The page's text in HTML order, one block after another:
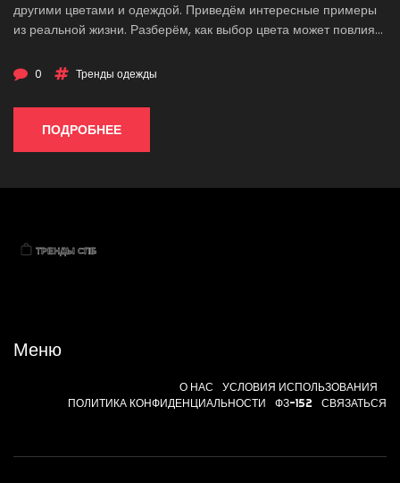
другими цветами и одеждой. Приведём интересные примеры
из реальной жизни. Разберём, как выбор цвета может повлиять
хочет быть в курсе модных трендов.
0 Тренды одежды
ПОДРОБНЕЕ
Меню
О НАС
УСЛОВИЯ ИСПОЛЬЗОВАНИЯ
ПОЛИТИКА КОНФИДЕНЦИАЛЬНОСТИ
ФЗ-152 СВЯЗАТЬСЯ